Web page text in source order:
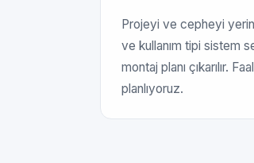
Projeyi ve cepheyi
ve kullanım tipi sistem
montaj planı çıkarılır.
planlıyoruz.